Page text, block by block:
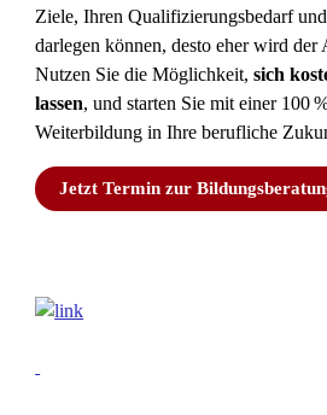
Ziele, Ihren Qualifizierungsbedarf
darlegen können, desto eher wird der
Nutzen Sie die Möglichkeit,sich
lassen, und starten Sie mit einer 100
Weiterbildung in Ihre berufliche
Jetzt Termin zur